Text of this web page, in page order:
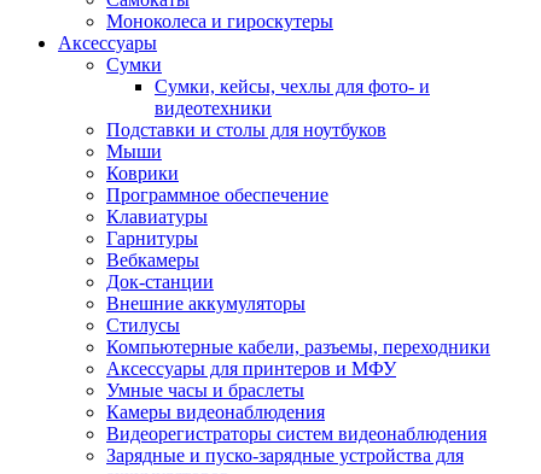
Моноколеса и гироскутеры
Аксессуары
Сумки
Сумки, кейсы, чехлы для фото- и
видеотехники
Подставки и столы для ноутбуков
Мыши
Коврики
Программное обеспечение
Клавиатуры
Гарнитуры
Вебкамеры
Док-станции
Внешние аккумуляторы
Стилусы
Компьютерные кабели, разъемы, переходники
Аксессуары для принтеров и МФУ
Умные часы и браслеты
Камеры видеонаблюдения
Видеорегистраторы систем видеонаблюдения
Зарядные и пуско-зарядные устройства для